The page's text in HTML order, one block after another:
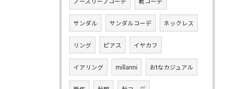
サンダル サンダルコーデ ネックレス
リング ピアス イヤカフ
イアリング millanni おtなカジュアル